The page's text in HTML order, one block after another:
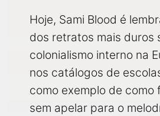
Hoje, Sami Blood é
dos retratos mais duros
colonialismo interno na
nos catálogos de
como exemplo de como
sem apelar para o